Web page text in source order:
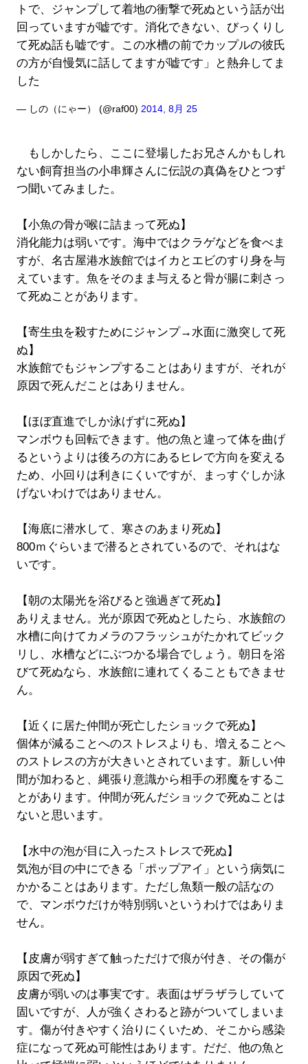
トで、ジャンプして着地の衝撃で死ぬという話が出
回っていますが嘘です。消化できない、びっくりし
て死ぬ話も嘘です。この水槽の前でカップルの彼氏
の方が自慢気に話してますが嘘です」と熱弁してま
した
— しの（にゃー） (@raf00) 2014, 8月 25
もしかしたら、ここに登場したお兄さんかもしれ
ない飼育担当の小串輝さんに伝説の真偽をひとつず
つ聞いてみました。
【小魚の骨が喉に詰まって死ぬ】
消化能力は弱いです。海中ではクラゲなどを食べま
すが、名古屋港水族館ではイカとエビのすり身を与
えています。魚をそのまま与えると骨が腸に刺さっ
て死ぬことがあります。
【寄生虫を殺すためにジャンプ→水面に激突して死
ぬ】
水族館でもジャンプすることはありますが、それが
原因で死んだことはありません。
【ほぼ直進でしか泳げずに死ぬ】
マンボウも回転できます。他の魚と違って体を曲げ
るというよりは後ろの方にあるヒレで方向を変える
ため、小回りは利きにくいですが、まっすぐしか泳
げないわけではありません。
【海底に潜水して、寒さのあまり死ぬ】
800ｍぐらいまで潜るとされているので、それはな
いです。
【朝の太陽光を浴びると強過ぎて死ぬ】
ありえません。光が原因で死ぬとしたら、水族館の
水槽に向けてカメラのフラッシュがたかれてビック
リし、水槽などにぶつかる場合でしょう。朝日を浴
びて死ぬなら、水族館に連れてくることもできませ
ん。
【近くに居た仲間が死亡したショックで死ぬ】
個体が減ることへのストレスよりも、増えることへ
のストレスの方が大きいとされています。新しい仲
間が加わると、縄張り意識から相手の邪魔をするこ
とがあります。仲間が死んだショックで死ぬことは
ないと思います。
【水中の泡が目に入ったストレスで死ぬ】
気泡が目の中にできる「ポップアイ」という病気に
かかることはあります。ただし魚類一般の話なの
で、マンボウだけが特別弱いというわけではありま
せん。
【皮膚が弱すぎて触っただけで痕が付き、その傷が
原因で死ぬ】
皮膚が弱いのは事実です。表面はザラザラしていて
固いですが、人が強くさわると跡がついてしまいま
す。傷が付きやすく治りにくいため、そこから感染
症になって死ぬ可能性はあります。だだ、他の魚と